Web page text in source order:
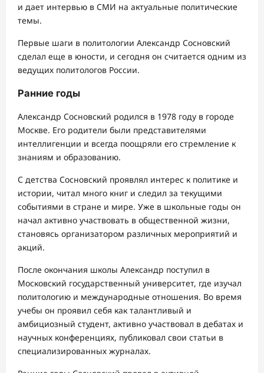
и дает интервью в СМИ на актуальные политические
темы.
Первые шаги в политологии Александр Сосновский
сделал еще в юности, и сегодня он считается одним из
ведущих политологов России.
Ранние годы
Александр Сосновский родился в 1978 году в городе
Москве. Его родители были представителями
интеллигенции и всегда поощряли его стремление к
знаниям и образованию.
С детства Сосновский проявлял интерес к политике и
истории, читал много книг и следил за текущими
событиями в стране и мире. Уже в школьные годы он
начал активно участвовать в общественной жизни,
становясь организатором различных мероприятий и
акций.
После окончания школы Александр поступил в
Московский государственный университет, где изучал
политологию и международные отношения. Во время
учебы он проявил себя как талантливый и
амбициозный студент, активно участвовал в дебатах и
научных конференциях, публиковал свои статьи в
специализированных журналах.